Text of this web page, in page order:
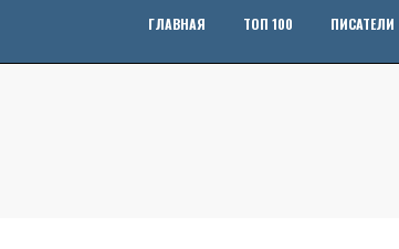
ГЛАВНАЯ ТОП 100 ПИСАТЕЛИ